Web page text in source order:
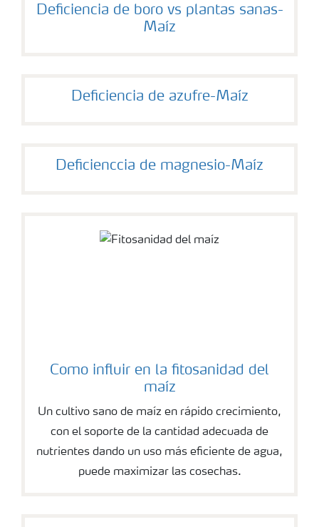
Deficiencia de boro vs plantas sanas-
Maíz
Deficiencia de azufre-Maíz
Deficienccia de magnesio-Maíz
Como influir en la fitosanidad del
maíz
Un cultivo sano de maíz en rápido crecimiento,
con el soporte de la cantidad adecuada de
nutrientes dando un uso más eficiente de agua,
puede maximizar las cosechas.